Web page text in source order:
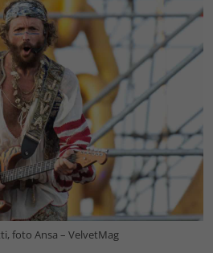
foto Ansa – VelvetMag